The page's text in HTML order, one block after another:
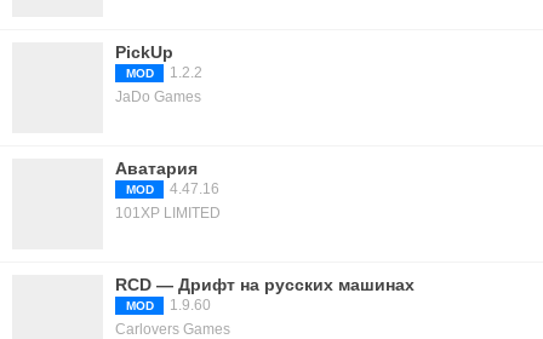
PickUp
MOD
1.2.2
JaDo Games
Аватария
MOD
4.47.16
101XP LIMITED
RCD — Дрифт на русских машинах
MOD
1.9.60
Carlovers Games